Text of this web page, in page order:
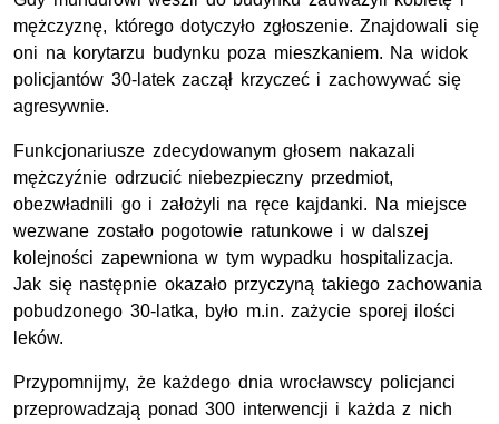
mężczyznę, którego dotyczyło zgłoszenie. Znajdowali się
oni na korytarzu budynku poza mieszkaniem. Na widok
policjantów 30-latek zaczął krzyczeć i zachowywać się
agresywnie.
Funkcjonariusze zdecydowanym głosem nakazali
mężczyźnie odrzucić niebezpieczny przedmiot,
obezwładnili go i założyli na ręce kajdanki. Na miejsce
wezwane zostało pogotowie ratunkowe i w dalszej
kolejności zapewniona w tym wypadku hospitalizacja.
Jak się następnie okazało przyczyną takiego zachowania
pobudzonego 30-latka, było m.in. zażycie sporej ilości
leków.
Przypomnijmy, że każdego dnia wrocławscy policjanci
przeprowadzają ponad 300 interwencji i każda z nich